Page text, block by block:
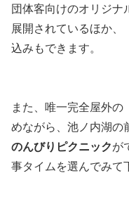
団体客向けのオリジナ
展開されているほか、
込みもできます。
また、唯一完全屋外の
めながら、池ノ内湖の
のんびりピクニックが
事タイムを選んでみて